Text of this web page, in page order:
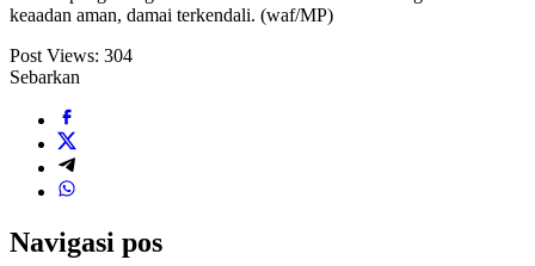
keaadan aman, damai terkendali. (waf/MP)
Post Views: 304
Sebarkan
Navigasi pos